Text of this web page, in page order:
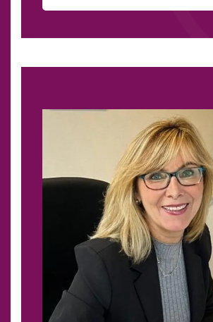
Jobrad
Weiter­bildungen